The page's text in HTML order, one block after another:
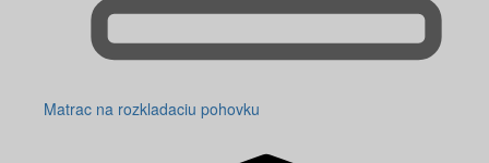
Matrac na rozkladaciu pohovku